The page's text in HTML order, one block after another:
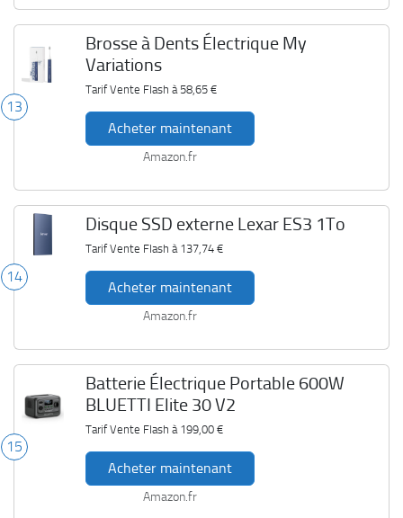
13
Brosse à Dents Électrique My
Variations
Tarif Vente Flash à 58,65 €
Acheter maintenant
Amazon.fr
14
Disque SSD externe Lexar ES3 1To
Tarif Vente Flash à 137,74 €
Acheter maintenant
Amazon.fr
15
Batterie Électrique Portable 600W
BLUETTI Elite 30 V2
Tarif Vente Flash à 199,00 €
Acheter maintenant
Amazon.fr